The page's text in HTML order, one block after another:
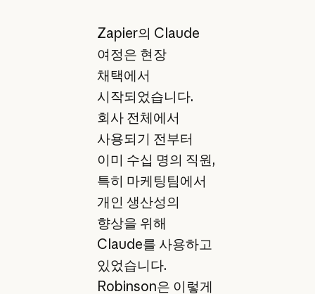
Zapier의 Claude
여정은 현장
채택에서
시작되었습니다.
회사 전체에서
사용되기 전부터
이미 수십 명의 직원,
특히 마케팅팀에서
개인 생산성의
향상을 위해
Claude를 사용하고
있었습니다.
Robinson은 이렇게